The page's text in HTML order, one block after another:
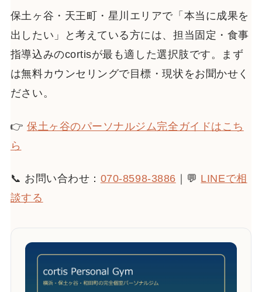
保土ヶ谷・天王町・星川エリアで「本当に成果を
出したい」と考えている方には、担当固定・食事
指導込みのcortisが最も適した選択肢です。まず
は無料カウンセリングで目標・現状をお聞かせく
ださい。
👉 保土ヶ谷のパーソナルジム完全ガイドはこち
ら
📞 お問い合わせ： 070-8598-3886 ｜💬 LINEで相
談する